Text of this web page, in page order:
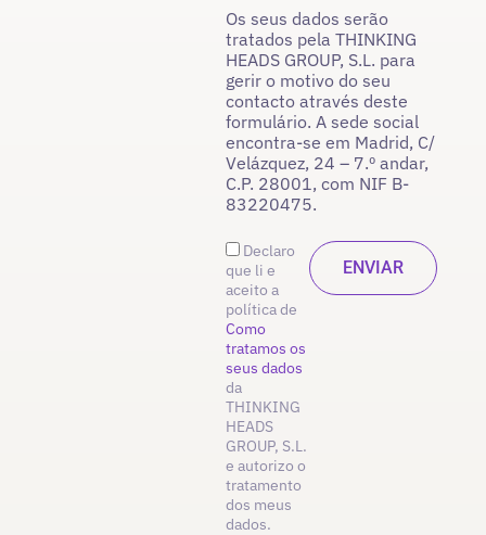
Os seus dados serão
tratados pela THINKING
HEADS GROUP, S.L. para
gerir o motivo do seu
contacto através deste
formulário. A sede social
encontra-se em Madrid, C/
Velázquez, 24 – 7.º andar,
C.P. 28001, com NIF B-
83220475.
Declaro
que li e
aceito a
política de
Como
tratamos os
seus dados
da
THINKING
HEADS
GROUP, S.L.
e autorizo o
tratamento
dos meus
dados.